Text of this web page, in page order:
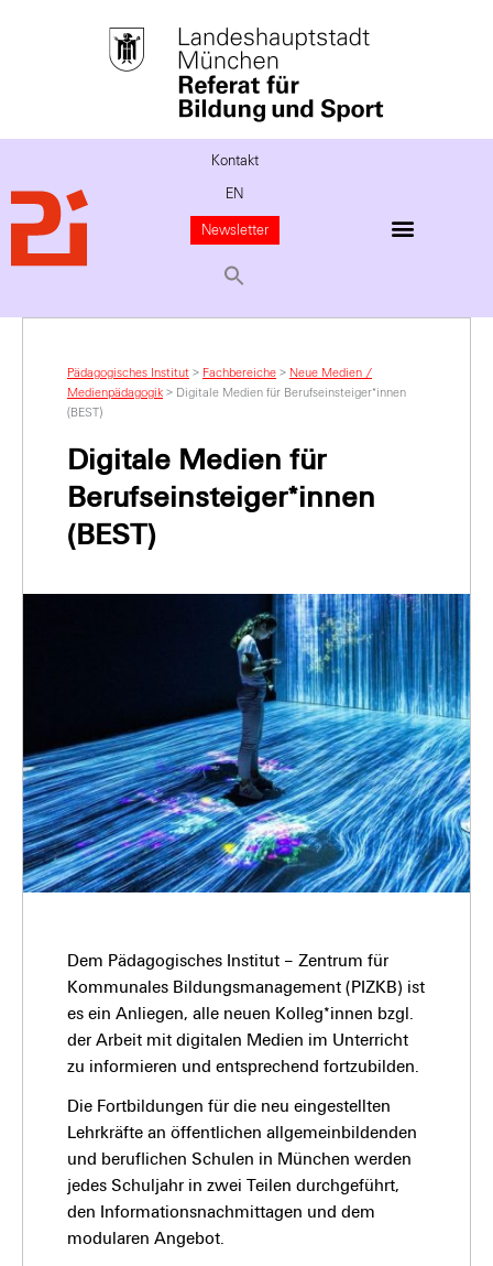
Kontakt
EN
Newsletter
Pädagogisches Institut > Fachbereiche > Neue Medien /
Medienpädagogik > Digitale Medien für Berufseinsteiger*innen
(BEST)
Digitale Medien für
Berufseinsteiger*innen
(BEST)
Dem Pädagogisches Institut – Zentrum für
Kommunales Bildungsmanagement (PIZKB) ist
es ein Anliegen, alle neuen Kolleg*innen bzgl.
der Arbeit mit digitalen Medien im Unterricht
zu informieren und entsprechend fortzubilden.
Die Fortbildungen für die neu eingestellten
Lehrkräfte an öffentlichen allgemeinbildenden
und beruflichen Schulen in München werden
jedes Schuljahr in zwei Teilen durchgeführt,
den Informationsnachmittagen und dem
modularen Angebot.